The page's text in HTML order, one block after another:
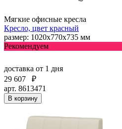
Мягкие офисные кресла
Кресло, цвет красный
размер: 1020х770х735 мм
Рекомендуем
доставка от 1 дня
29 607
₽
арт. 8613471
В корзину